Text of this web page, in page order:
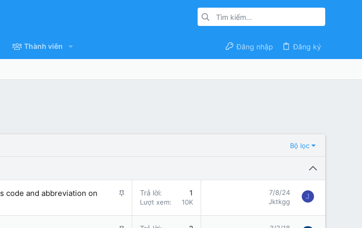
Thành viên Đăng nhập Đăng ký
Bộ lọc
G
code and abbreviation on Trả lời 1
Lượt xem 10K
7/8/24
Jktkgg
J